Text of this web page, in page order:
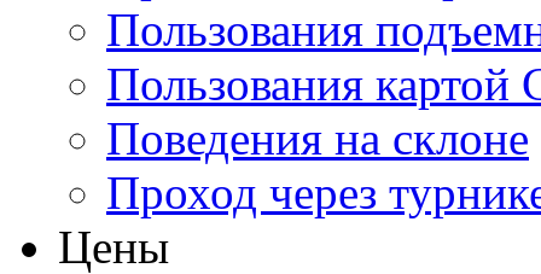
Пользования
Пользования картой
Поведения на склоне
Проход через
Цены